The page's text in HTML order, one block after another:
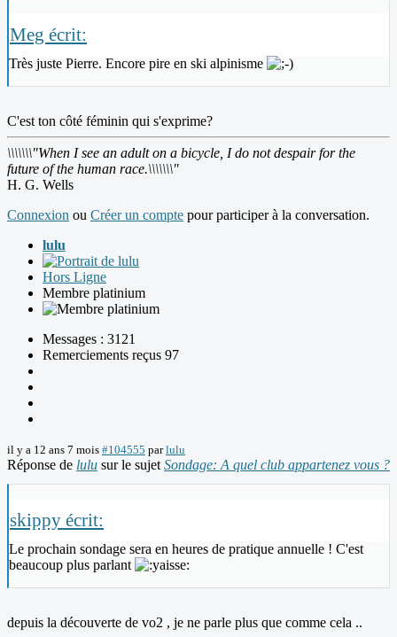
Meg écrit:
Très juste Pierre. Encore pire en ski alpinisme
C'est ton côté féminin qui s'exprime?
\\\\\\\"When I see an adult on a bicycle, I do not despair for the
future of the human race.\\\\\\\"
H. G. Wells
Connexion ou Créer un compte pour participer à la conversation.
lulu
Hors Ligne
Membre platinium
Messages : 3121
Remerciements reçus 97
il y a 12 ans 7 mois #104555 parlulu
Réponse de lulu sur le sujet Sondage: A quel club appartenez vous ?
skippy écrit:
Le prochain sondage sera en heures de pratique annuelle ! C'est
beaucoup plus parlant
depuis la découverte de vo2 , je ne parle plus que comme cela ..